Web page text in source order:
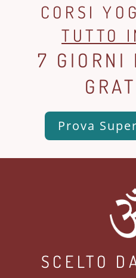
CORSI
TUTTO
7 GIORNI
Prova
SCELTO